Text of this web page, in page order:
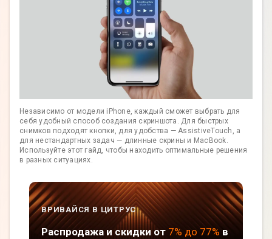
Независимо от модели iPhone, каждый сможет выбрать для
себя удобный способ создания скриншота. Для быстрых
снимков подходят кнопки, для удобства — AssistiveTouch, а
для нестандартных задач — длинные скрины и MacBook.
Используйте этот гайд, чтобы находить оптимальные решения
в разных ситуациях.
ВРИВАЙСЯ В ЦИТРУС
Распродажа и скидки от 7% до 77% в